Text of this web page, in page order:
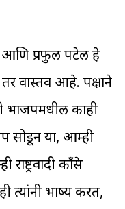
आणि प्रफुल पटेल हे
वास्तव आहे. पक्षाने
भाजपमधील काही
सोडून या, आम्ही
काँग्रेस
त्यांनी भाष्य करत,